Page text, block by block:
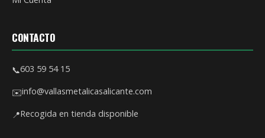
CONTACTO
📞603 59 54 15
✉️info@vallasmetalicasalicante.com
📍Recogida en tienda disponible